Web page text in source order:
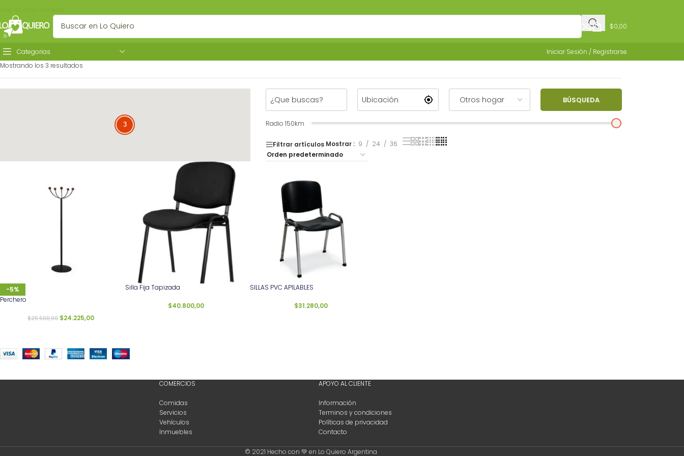
$0,00
Categorias
Iniciar Sesión / Registrarse
Mostrando los 3 resultados
3
3
BÚSQUEDA
Radio 150km
Filtrar artículos Mostrar 9 24 36
-5%
Perchero
$25.500,00 $24.225,00
Silla Fija Tapizada
$40.800,00
SILLAS PVC APILABLES
$31.280,00
COMERCIOS
Comidas
Servicios
Vehículos
Inmuebles
APOYO AL CLIENTE
Información
Terminos y condiciones
Políticas de privacidad
Contacto
© 2021 Hecho con 💚 en Lo Quiero Argentina